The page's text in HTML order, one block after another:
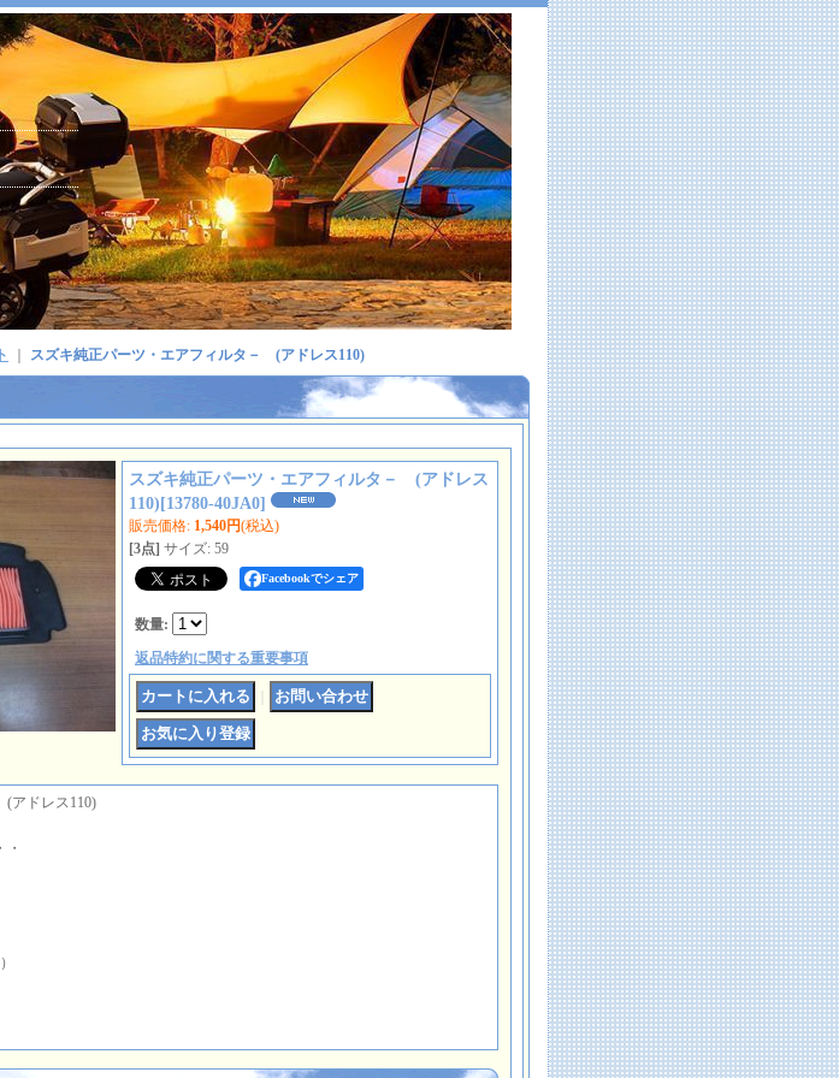
スズキ純正パーツ・エアフィルタ－ (アドレス110)
スズキ純正パーツ・エアフィルタ－ (アドレス
110) [13780-40JA0]
販売価格: 1,540円(税込)
[3点] サイズ: 59
Facebookでシェア
数量:
返品特約に関する重要事項
アドレス110)